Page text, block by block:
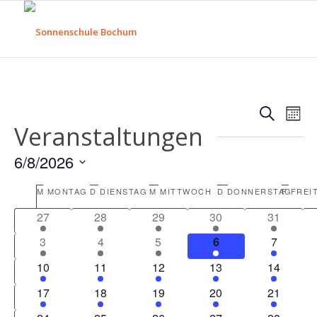
Suche
Suche
Veranstaltungen
6/8/2026
wählen.
Kalender
von
Veranstaltungen
M MONTAG D DIENSTAG MMITTWOCH D DONNERSTAG
F
1
Veranstaltung
27
1
Veranstaltung
28
1
Veranstaltung
29
1
Veranstaltung
30
1
31
1
Veranstaltung
3
1
Veranstaltung
4
1
Veranstaltung
5
1
Veranstaltung
6
1
7
1
Veranstaltung
10
1
Veranstaltung
11
1
Veranstaltung
12
1
Veranstaltung
13
1
14
1
Veranstaltung
17
1
Veranstaltung
18
1
Veranstaltung
19
1
Veranstaltung
20
1
21